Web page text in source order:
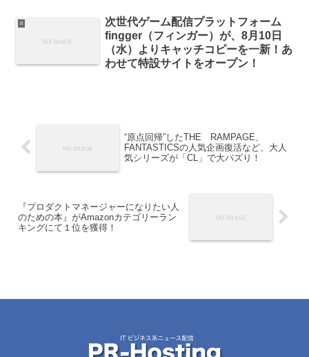
it
次世代ゲーム配信プラットフォーム
fingger（フィンガー）が、8月10日
（水）よりキャッチコピーを一新！あ
わせて特設サイトをオープン！
“原点回帰”したTHE RAMPAGE、
FANTASTICSの人気企画復活など、大人
気シリーズが「CL」で大バズり！
『プロダクトマネージャーになりたい人
のための本』がAmazonカテゴリーラン
キングにて１位を獲得！